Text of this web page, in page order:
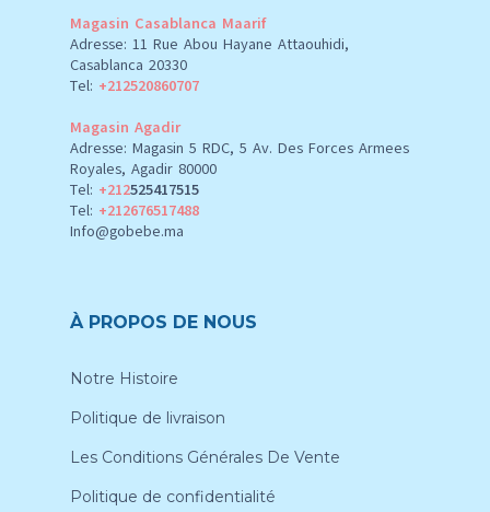
Magasin Casablanca Maarif
Adresse: 11 Rue Abou Hayane Attaouhidi,
Casablanca 20330
Tel: +212520860707
Magasin Agadir
Adresse: Magasin 5 RDC, 5 Av. Des Forces Armees
Royales, Agadir 80000
Tel: +212525417515
Tel: +212676517488
Info@gobebe.ma
À PROPOS DE NOUS
Notre Histoire
Politique de livraison
Les Conditions Générales De Vente
Politique de confidentialité